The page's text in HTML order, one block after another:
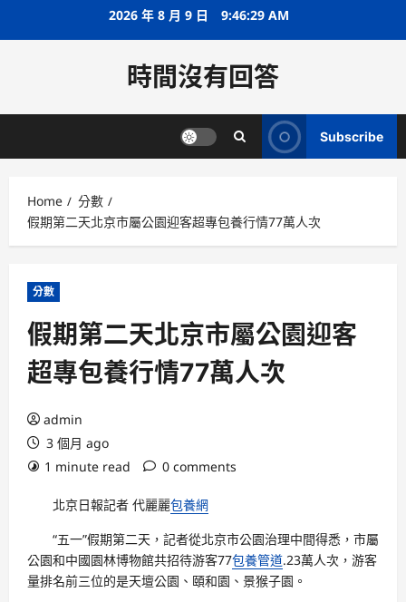
2026 年 8 月 9 日 9:46:30 AM
時間沒有回答
Subscribe
Home
分數
假期第二天北京市屬公園迎客超專包養行情77萬人次
分數
假期第二天北京市屬公園迎客
超專包養行情77萬人次
admin
3 個月 ago
1 minute read
0 comments
北京日報記者 代麗麗包養網
“五一”假期第二天，記者從北京市公園治理中間得悉，市屬
公園和中國園林博物館共招待游客77包養管道.23萬人次，游客
量排名前三位的是天壇公園、頤和園、景猴子園。